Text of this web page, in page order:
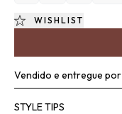
WISHLIST
Vendido e entregue por
STYLE TIPS